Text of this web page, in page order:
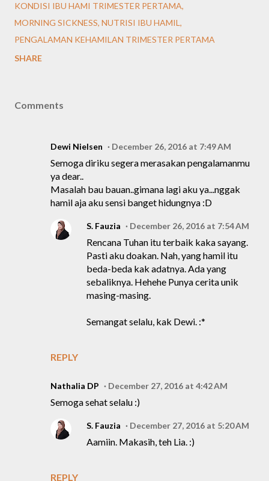
KONDISI IBU HAMI TRIMESTER PERTAMA
MORNING SICKNESS NUTRISI IBU HAMIL
PENGALAMAN KEHAMILAN TRIMESTER PERTAMA
SHARE
Comments
Dewi Nielsen December 26, 2016 at 7:49 AM
Semoga diriku segera merasakan pengalamanmu
ya dear..
Masalah bau bauan..gimana lagi aku ya...nggak
hamil aja aku sensi banget hidungnya :D
REPLY
S. Fauzia December 26, 2016 at 7:54 AM
Rencana Tuhan itu terbaik kaka sayang.
Pasti aku doakan. Nah, yang hamil itu
beda-beda kak adatnya. Ada yang
sebaliknya. Hehehe Punya cerita unik
masing-masing.
Semangat selalu, kak Dewi. :*
Nathalia DP December 27, 2016 at 4:42 AM
Semoga sehat selalu :)
REPLY
S. Fauzia December 27, 2016 at 5:20 AM
Aamiin. Makasih, teh Lia. :)